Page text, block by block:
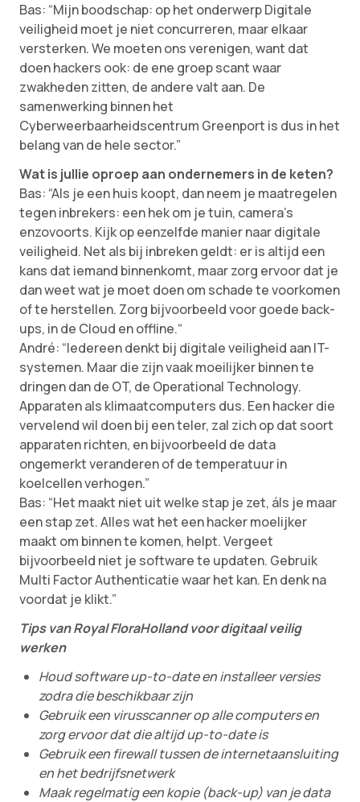
Bas: “Mijn boodschap: op het onderwerp Digitale
veiligheid moet je niet concurreren, maar elkaar
versterken. We moeten ons verenigen, want dat
doen hackers ook: de ene groep scant waar
zwakheden zitten, de andere valt aan. De
samenwerking binnen het
Cyberweerbaarheidscentrum Greenport is dus in het
belang van de hele sector.”
Wat is jullie oproep aan ondernemers in de keten?
Bas: “Als je een huis koopt, dan neem je maatregelen
tegen inbrekers: een hek om je tuin, camera’s
enzovoorts. Kijk op eenzelfde manier naar digitale
veiligheid. Net als bij inbreken geldt: er is altijd een
kans dat iemand binnenkomt, maar zorg ervoor dat je
dan weet wat je moet doen om schade te voorkomen
of te herstellen. Zorg bijvoorbeeld voor goede back-
ups, in de Cloud en offline.“
André: “Iedereen denkt bij digitale veiligheid aan IT-
systemen. Maar die zijn vaak moeilijker binnen te
dringen dan de OT, de Operational Technology.
Apparaten als klimaatcomputers dus. Een hacker die
vervelend wil doen bij een teler, zal zich op dat soort
apparaten richten, en bijvoorbeeld de data
ongemerkt veranderen of de temperatuur in
koelcellen verhogen.”
Bas: “Het maakt niet uit welke stap je zet, áls je maar
een stap zet. Alles wat het een hacker moelijker
maakt om binnen te komen, helpt. Vergeet
bijvoorbeeld niet je software te updaten. Gebruik
Multi Factor Authenticatie waar het kan. En denk na
voordat je klikt.”
Tips van Royal FloraHolland voor digitaal veilig
werken
Houd software up-to-date en installeer versies
zodra die beschikbaar zijn
Gebruik een virusscanner op alle computers en
zorg ervoor dat die altijd up-to-date is
Gebruik een firewall tussen de internetaansluiting
en het bedrijfsnetwerk
Maak regelmatig een kopie (back-up) van je data